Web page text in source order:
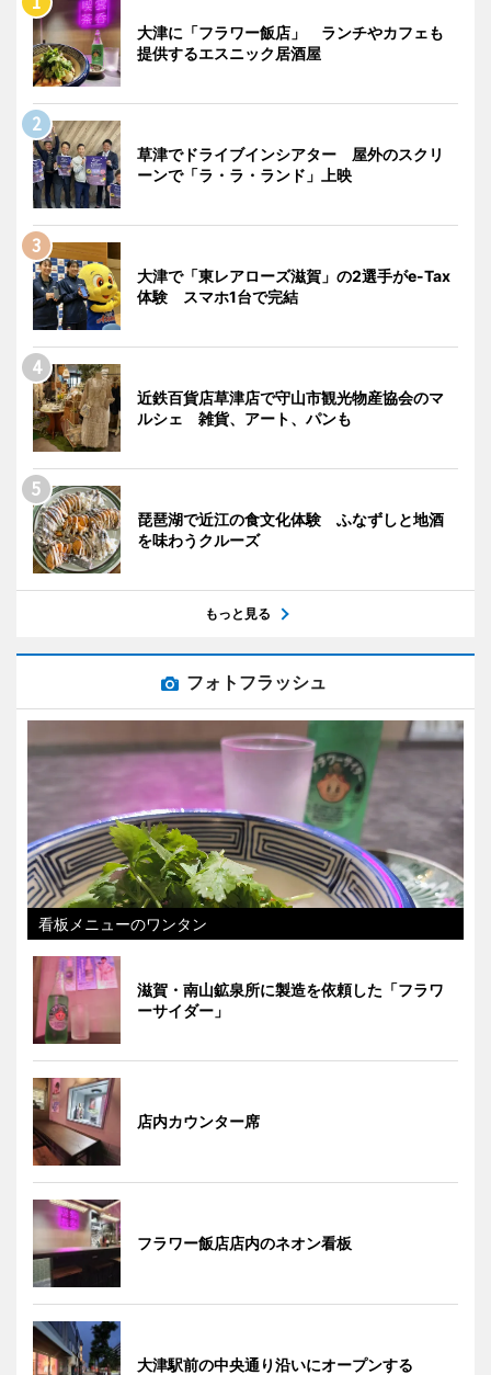
大津に「フラワー飯店」 ランチやカフェも
提供するエスニック居酒屋
草津でドライブインシアター 屋外のスクリ
ーンで「ラ・ラ・ランド」上映
大津で「東レアローズ滋賀」の2選手がe-Tax
体験 スマホ1台で完結
近鉄百貨店草津店で守山市観光物産協会のマ
ルシェ 雑貨、アート、パンも
琵琶湖で近江の食文化体験 ふなずしと地酒
を味わうクルーズ
もっと見る
フォトフラッシュ
看板メニューのワンタン
滋賀・南山鉱泉所に製造を依頼した「フラワ
ーサイダー」
店内カウンター席
フラワー飯店店内のネオン看板
大津駅前の中央通り沿いにオープンする